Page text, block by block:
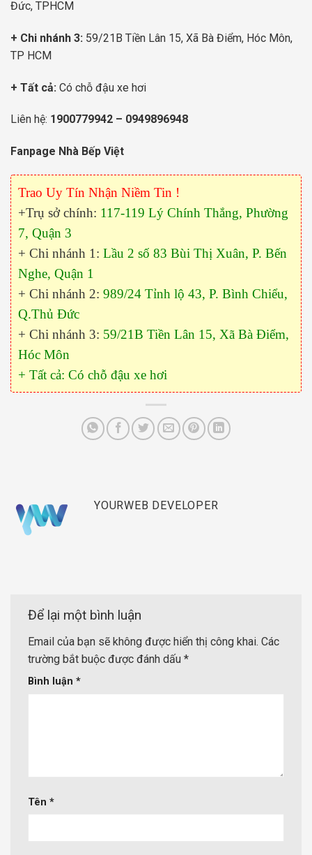
Đức, TPHCM
+ Chi nhánh 3: 59/21B Tiền Lân 15, Xã Bà Điểm, Hóc Môn,
TP HCM
+ Tất cả: Có chỗ đậu xe hơi
Liên hệ: 1900779942 – 0949896948
Fanpage Nhà Bếp Việt
Trao Uy Tín Nhận Niềm Tin !
+Trụ sở chính: 117-119 Lý Chính Thắng, Phường
7, Quận 3
+ Chi nhánh 1: Lầu 2 số 83 Bùi Thị Xuân, P. Bến
Nghe, Quận 1
+ Chi nhánh 2: 989/24 Tỉnh lộ 43, P. Bình Chiểu,
Q.Thủ Đức
+ Chi nhánh 3: 59/21B Tiền Lân 15, Xã Bà Điểm,
Hóc Môn
+ Tất cả: Có chỗ đậu xe hơi
YOURWEB DEVELOPER
Để lại một bình luận
Email của bạn sẽ không được hiển thị công khai. Các
trường bắt buộc được đánh dấu *
Bình luận *
Tên *